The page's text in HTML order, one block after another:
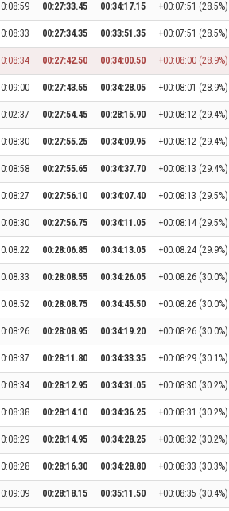
00:27:33.45 00:34:17.15 +00:07:51 (28.5%)
00:27:34.35 00:33:51.35 +00:07:51 (28.5%)
00:27:42.50 00:34:00.50 +00:08:00 (28.9%)
00:27:43.55 00:34:28.05 +00:08:01 (28.9%)
00:27:54.45 00:28:15.90 +00:08:12 (29.4%)
00:27:55.25 00:34:09.95 +00:08:12 (29.4%)
00:27:55.65 00:34:37.70 +00:08:13 (29.4%)
00:27:56.10 00:34:07.40 +00:08:13 (29.5%)
00:27:56.75 00:34:11.05 +00:08:14 (29.5%)
00:28:06.85 00:34:13.05 +00:08:24 (29.9%)
00:28:08.55 00:34:26.05 +00:08:26 (30.0%)
00:28:08.75 00:34:45.50 +00:08:26 (30.0%)
00:28:08.95 00:34:19.20 +00:08:26 (30.0%)
00:28:11.80 00:34:33.35 +00:08:29 (30.1%)
00:28:12.95 00:34:31.05 +00:08:30 (30.2%)
00:28:14.10 00:34:36.25 +00:08:31 (30.2%)
00:28:14.95 00:34:28.25 +00:08:32 (30.2%)
00:28:16.30 00:34:28.80 +00:08:33 (30.3%)
00:28:18.15 00:35:11.50 +00:08:35 (30.4%)